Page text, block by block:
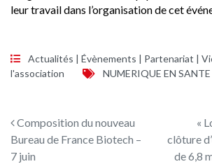
leur travail dans l’organisation de cet
Actualités | Évènements | Partenariat |
l'association
NUMERIQUE EN SANTE
Navigation des articles
Composition du nouveau
Bureau de France Biotech –
7 juin
«
clôture
de 6,8